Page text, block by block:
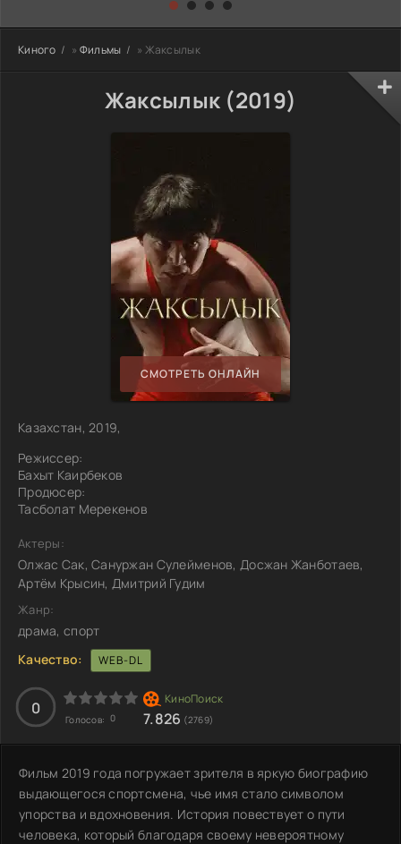
Киного » Фильмы » Жаксылык
Жаксылык (2019)
СМОТРЕТЬ ОНЛАЙН
Казахстан, 2019,
Режиссер:
Бахыт Каирбеков
Продюсер:
Тасболат Мерекенов
Актеры:
Олжас Сак, Сануржан Сулейменов, Досжан Жанботаев,
Артём Крысин, Дмитрий Гудим
Жанр:
драма, спорт
Качество:
WEB-DL
0
Голосов: 0 7.826 (2769)
Фильм 2019 года погружает зрителя в яркую биографию
выдающегося спортсмена, чье имя стало символом
упорства и вдохновения. История повествует о пути
человека, который благодаря своему невероятному